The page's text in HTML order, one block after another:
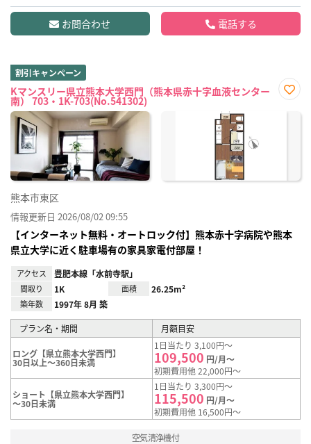
お問合わせ 電話する
割引キャンペーン
Kマンスリー県立熊本大学西門（熊本県赤十字血液センター
南） 703・1K-703(No.541302)
に入
熊本市東区
情報更新日 2026/08/02 09:55
【インターネット無料・オートロック付】熊本赤十字病院や熊本
県立大学に近く駐車場有の家具家電付部屋！
アクセス 豊肥本線「水前寺駅」
間取り 1K 面積 26.25m²
築年数 1997年 8月 築
プラン名・期間 月額目安
ロング【県立熊本大学西門】
30日以上～360日未満
1日当たり 3,100円～
109,500 円/月～
初期費用他 22,000円～
ショート【県立熊本大学西門】
～30日未満
1日当たり 3,300円～
115,500 円/月～
初期費用他 16,500円～
空気清浄機付